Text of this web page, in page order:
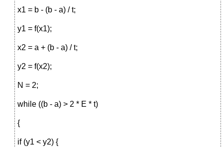
x1 = b - (b - a) / t;
y1 = f(x1);
x2 = a + (b - a) / t;
y2 = f(x2);
N = 2;
while ((b - a) > 2 * E * t)
{
if (y1 < y2) {